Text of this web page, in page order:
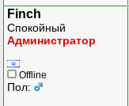
Finch
Спокойный
Администратор
Offline
Пол: